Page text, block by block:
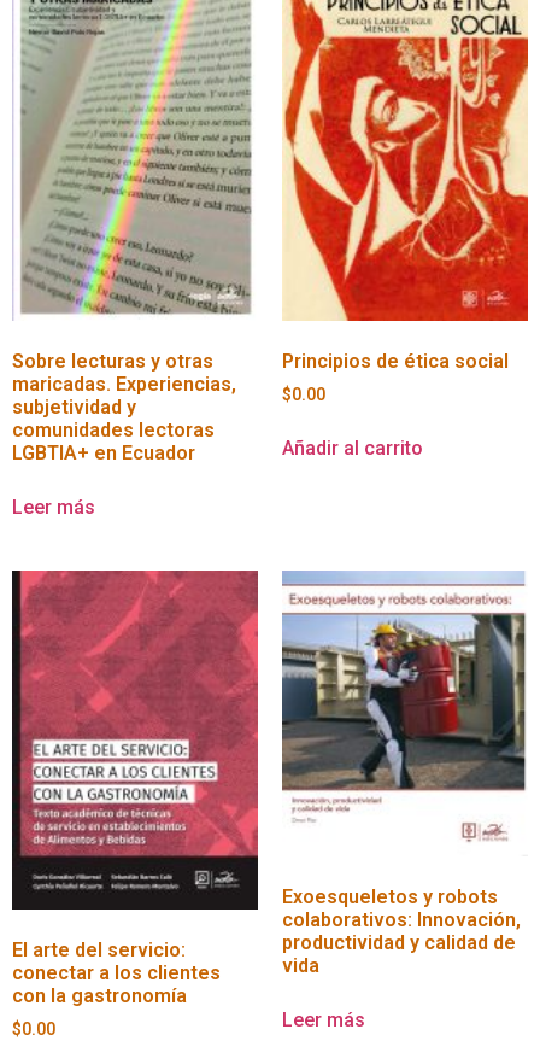
Sobre lecturas y otras
maricadas. Experiencias,
subjetividad y
comunidades lectoras
LGBTIA+ en Ecuador
Leer más
Principios de ética social
$0.00
Añadir al carrito
El arte del servicio:
conectar a los clientes
con la gastronomía
$0.00
Exoesqueletos y robots
colaborativos: Innovación,
productividad y calidad de
vida
Leer más